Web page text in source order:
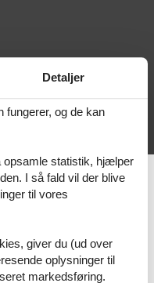
museum
og er skabt
kommet til og
opleve, hvordan kullene
Detaljer
fungerer, og de kan
opsamle statistik, hjælper
I så fald vil der blive
til vores
giver du (ud over
oplysninger til
markedsføring.